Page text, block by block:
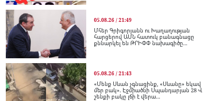
05.08.26 / 21:49
Մհեր Գրիգորյանն ու Խաղաղության
հարցերով ԱՄՆ հատուկ բանագնացը
քննարկել են ԹՐԻՓՓ նախագիծը...
05.08.26 / 21:43
«Մենք Սևան չգնացինք, «Սևանը» եկավ
մեր բակ». Էջմիածնի Սպանդարյան 28 Վ
շենքի բակը լճի է վերա...